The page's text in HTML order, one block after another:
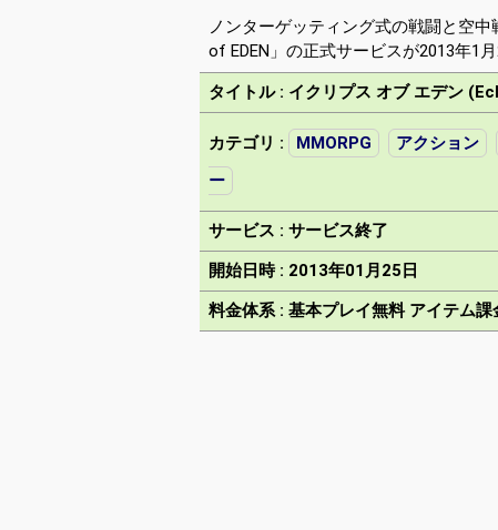
ノンターゲッティング式の戦闘と空
of EDEN」の正式サービスが2013年1
タイトル : イクリプス オブ エデン
カテゴリ : MMORPG アクション
ー
サービス : サービス終了
開始日時 : 2013年01月25日
料金体系 : 基本プレイ無料 アイテム課